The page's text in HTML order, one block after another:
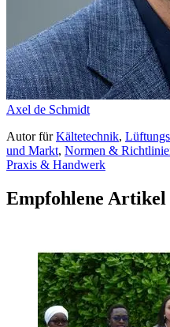
Axel de Schmidt
AutorfürKältetechnik,
und Markt, Normen &
Praxis & Handwerk
Empfohlene Artikel